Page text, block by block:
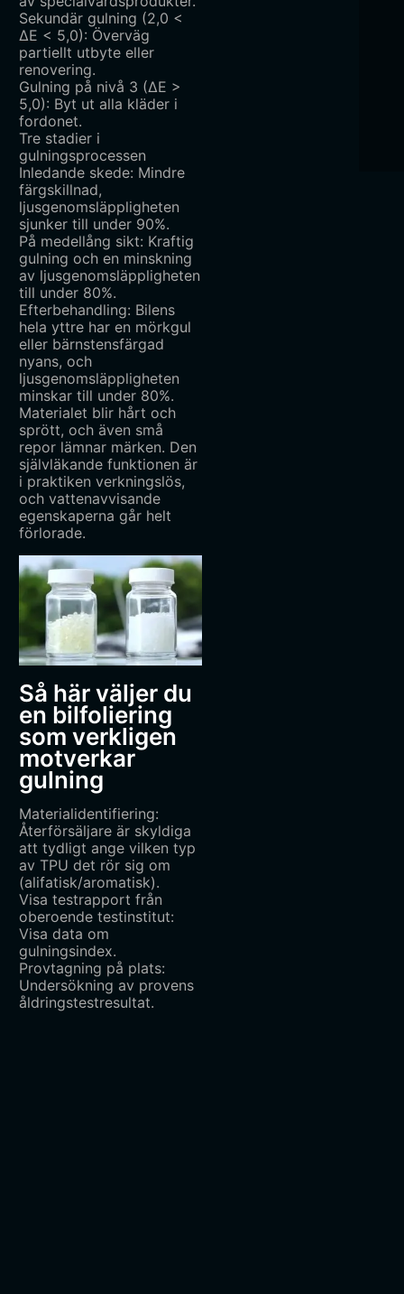
Sekundär gulning (2,0 <
ΔE < 5,0): Överväg
partiellt utbyte eller
renovering.
Gulning på nivå 3 (ΔE >
5,0): Byt ut alla kläder i
fordonet.
Tre stadier i
gulningsprocessen
Inledande skede: Mindre
färgskillnad,
ljusgenomsläppligheten
sjunker till under 90%.
På medellång sikt: Kraftig
gulning och en minskning
av ljusgenomsläppligheten
till under 80%.
Efterbehandling: Bilens
hela yttre har en mörkgul
eller bärnstensfärgad
nyans, och
ljusgenomsläppligheten
minskar till under 80%.
Materialet blir hårt och
sprött, och även små
repor lämnar märken. Den
självläkande funktionen är
i praktiken verkningslös,
och vattenavvisande
egenskaperna går helt
förlorade.
Så här väljer du
en bilfoliering
som verkligen
motverkar
gulning
Materialidentifiering:
Återförsäljare är skyldiga
att tydligt ange vilken typ
av TPU det rör sig om
(alifatisk/aromatisk).
Visa testrapport från
oberoende testinstitut:
Visa data om
gulningsindex.
Provtagning på plats:
Undersökning av provens
åldringstestresultat.